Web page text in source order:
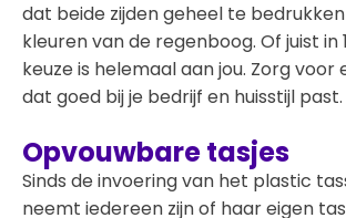
dat beide zijden geheel te bedrukken
kleuren van de regenboog. Of juist in
keuze is helemaal aan jou. Zorg
dat goed bij je bedrijf en huisstijl past.
Opvouwbare tasjes
Sinds de invoering van het plastic
neemt iedereen zijn of haar eigen